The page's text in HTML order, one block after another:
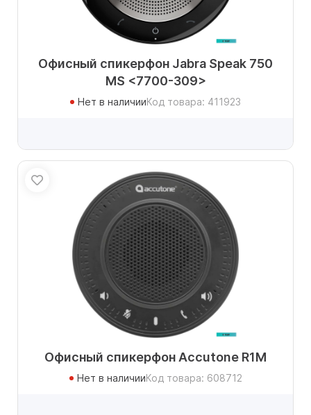
Офисный спикерфон Jabra Speak 750
MS <7700-309>
Нет в наличииКод товара: 411923
Офисный спикерфон Accutone R1M
Нет в наличииКод товара: 608712